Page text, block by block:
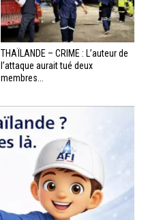
THAÏLANDE – CRIME : L’auteur de
l’attaque aurait tué deux
membres...